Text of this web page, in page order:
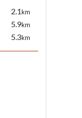
2.1km
5.9km
5.3km